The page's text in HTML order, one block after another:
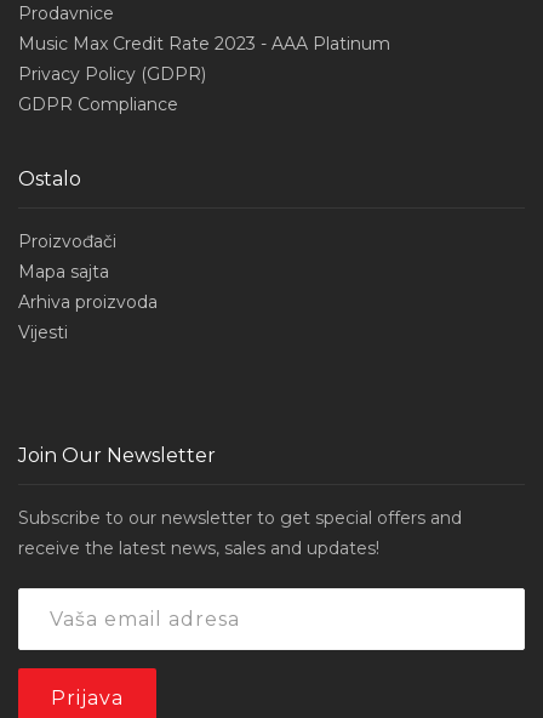
Prodavnice
Music Max Credit Rate 2023 - AAA Platinum
Privacy Policy (GDPR)
GDPR Compliance
Ostalo
Proizvođači
Mapa sajta
Arhiva proizvoda
Vijesti
Join Our Newsletter
Subscribe to our newsletter to get special offers and
receive the latest news, sales and updates!